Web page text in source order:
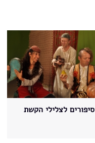
סיפורים לצלילי הקשת